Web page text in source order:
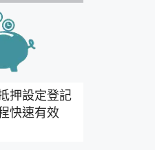
押設定登記
快速有效